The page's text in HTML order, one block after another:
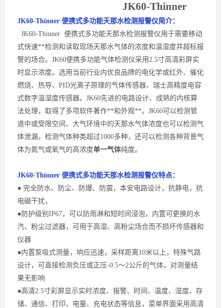
JK60-Thinner
JK60-Thinner 便携式多功能天那水检测报警仪简介：
JK60-Thinner 便携式多功能天那水检测报警仪用于需要移动
式快速**检测 和读取现场天那水气体的浓度和温湿度并超标报
警的场合。 JK60便携多功能气体检测仪采用2.5寸高清彩屏实
时显示浓度。 选用当前行业内优良品牌的电化学或红外、催化
燃烧、热导、 PID光离子原理的气体传感器、瑞士高精度电容
式数字温湿度传感器。 JK60先进的电路设计、成熟的内核算
法处理，取得了多项软件著作**和外观**。JK60可以检测管
道中或受限空间、大气环境中的天那水气体浓度也可以检测气
体泄漏，检测气体种类超过1000多种，还可以检测各种背景气
体为氮气或氧气的高浓度单一气体纯度。
JK60-Thinner 便携式多功能天那水检测报警仪特点：
● 完全防水、防尘、防爆、防震，本安电路设计，抗静电，抗
电磁干扰，
●防护级别IP67，可以防雨淋和短时间浸泡，内置可更换的水
汽、粉尘过滤器，可用于高湿、高粉尘场合而不损坏传感器和
仪器
●内置泵吸式测量，响应迅速，采样距离10米以上，特殊气路
设计，可直接检测负压或正压-0.5～2公斤的气体，对测量结
果无影响
●高清2.5寸彩屏显示实时浓度、报警、时间、温度、湿度、存
储、通信、打印、电量、充电状态等信息，菜单界面采用高清